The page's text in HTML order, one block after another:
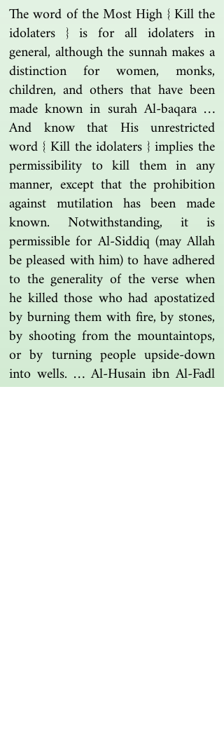
The word of the Most High { Kill the
idolaters } is for all idolaters in
general, although the sunnah makes a
distinction for women, monks,
children, and others that have been
made known in surah Al-baqara …
And know that His unrestricted
word { Kill the idolaters } implies the
permissibility to kill them in any
manner, except that the prohibition
against mutilation has been made
known. Notwithstanding, it is
permissible for Al-Siddiq (may Allah
be pleased with him) to have adhered
to the generality of the verse when
he killed those who had apostatized
by burning them with fire, by stones,
by shooting from the mountaintops,
or by turning people upside-down
into wells. … Al-Husain ibn Al-Fadl
said that this verse abrogates all the